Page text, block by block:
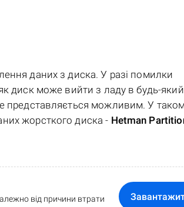
даних з диска. У разі помилки
диск може вийти з ладу в будь-який
представляється можливим. У
жорсткого диска - Hetman
від причини втрати